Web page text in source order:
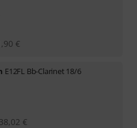
€
E12FL Bb-Clarinet 18/6
€